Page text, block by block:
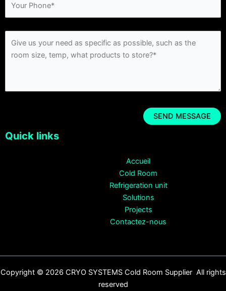
Quick links
Accueil
Cold Room
Refrigeration unit
Solutions
Projects
Contactez-nous
Copyright © 2026 CRYO SYSTEMS Cold Room Supplier All rights
reserved